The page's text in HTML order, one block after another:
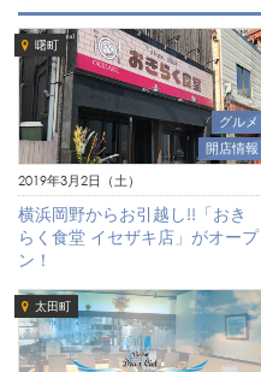
曙町
グルメ
開店情報
2019年3月2日（土）
横浜岡野からお引越し!!「おき
らく食堂 イセザキ店」がオープ
ン！
太田町